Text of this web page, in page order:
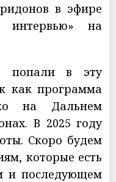
в эфире
интервью» на
попали в эту
как программа
на Дальнем
В 2025 году
Скоро будем
которые есть
и последующем